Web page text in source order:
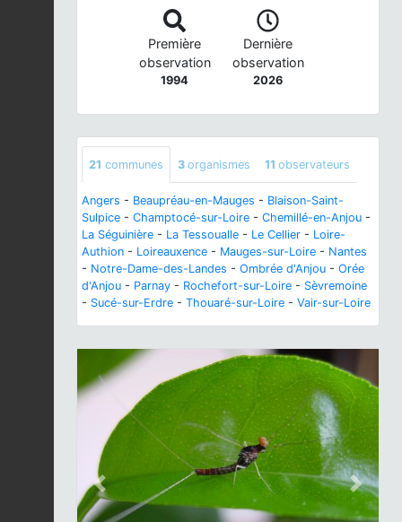
Première
observation
1994
Dernière
observation
2026
21 communes 3 organismes 11 observateurs
Angers - Beaupréau-en-Mauges - Blaison-Saint-
Sulpice - Champtocé-sur-Loire - Chemillé-en-Anjou -
La Séguinière - La Tessoualle - Le Cellier - Loire-
Authion - Loireauxence - Mauges-sur-Loire - Nantes
- Notre-Dame-des-Landes - Ombrée d'Anjou - Orée
d'Anjou - Parnay - Rochefort-sur-Loire - Sèvremoine
- Sucé-sur-Erdre - Thouaré-sur-Loire - Vair-sur-Loire
Previous Next